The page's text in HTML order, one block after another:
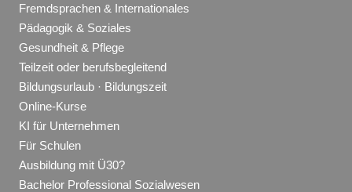
Fremdsprachen & Internationales
Pädagogik & Soziales
Gesundheit & Pflege
Teilzeit oder berufsbegleitend
Bildungsurlaub · Bildungszeit
Online-Kurse
KI für Unternehmen
Für Schulen
Ausbildung mit Ü30?
Bachelor Professional Sozialwesen